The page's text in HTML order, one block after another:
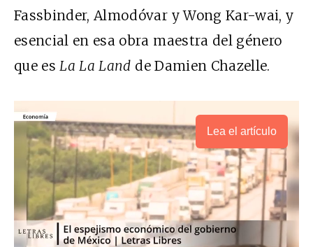
Fassbinder, Almodóvar y Wong Kar-wai, y
esencial en esa obra maestra del género
que esLa La Land de Damien Chazelle.
Lea el artículo